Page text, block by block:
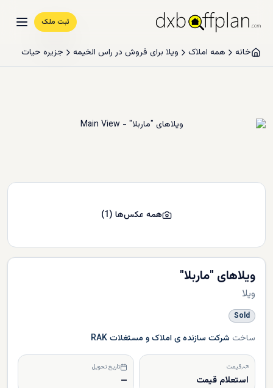
ثبت ملک
خانه همه املاک ویلا برای فروش در راس الخیمه جزیره حیات
ویلاهای "ماربلا"
ویلا
Sold
ساخت شرکت سازنده ی املاک و مستغلات RAK
قیمت
استعلام قیمت
تاریخ تحویل
—
همه عکس‌ها (
1
)